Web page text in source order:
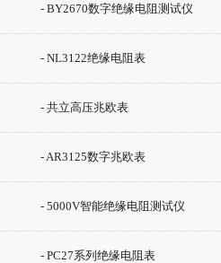
- BY2670数字绝缘电阻测试仪
- NL3122绝缘电阻表
- 共立高压兆欧表
- AR3125数字兆欧表
- 5000V智能绝缘电阻测试仪
- PC27系列绝缘电阻表